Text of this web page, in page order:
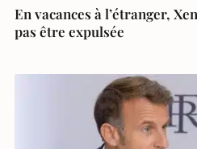
En vacances à l’étranger,
pas être expulsée